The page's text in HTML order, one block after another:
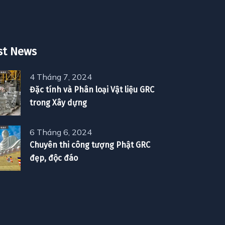
News
4 Tháng 7, 2024
Đặc tính và Phân loại Vật liệu GRC
trong Xây dựng
6 Tháng 6, 2024
Chuyên thi công tượng Phật GRC
đẹp, độc đáo